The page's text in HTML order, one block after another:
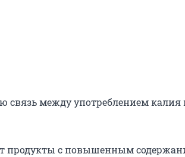
связь между употреблением
продукты с повышенным